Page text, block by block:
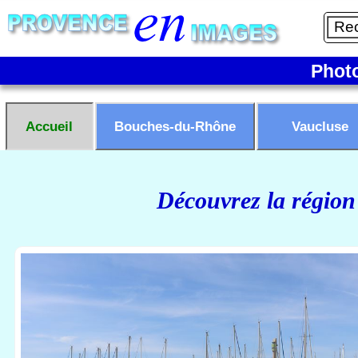
Accueil Bouches-du-Rhône Vaucluse
Découvrez la